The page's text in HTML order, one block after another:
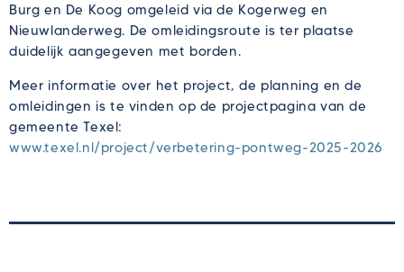
Burg en De Koog omgeleid via de Kogerweg en
Nieuwlanderweg. De omleidingsroute is ter plaatse
duidelijk aangegeven met borden.
Meer informatie over het project, de planning en de
omleidingen is te vinden op de projectpagina van de
gemeente Texel:
www.texel.nl/project/verbetering-pontweg-2025-2026